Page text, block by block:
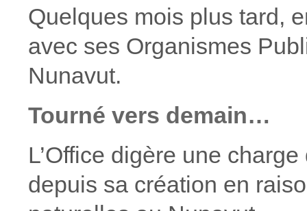
Quelques mois plus tard,
avec ses Organismes
Nunavut.
Tourné vers demain…
L’Office digère une
depuis sa création en